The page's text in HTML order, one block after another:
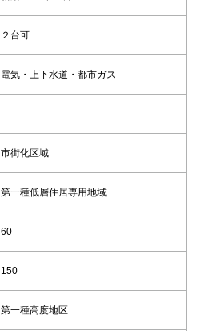
２台可
電気・上下水道・都市ガス
市街化区域
第一種低層住居専用地域
60
150
第一種高度地区